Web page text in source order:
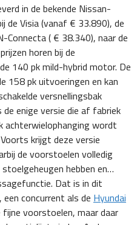
in de bekende Nissan-
de Visia (vanaf € 33.890), de
( € 38.340), naar de
horen bij de
140 pk mild-hybrid motor. De
158 pk uitvoeringen en kan
versnellingsbak
de enige versie die af fabriek
achterwielophanging wordt
krijgt deze versie
de voorstoelen volledig
hebben en…
Dat is in dit
concurrent als de Hyundai
voorstoelen, maar daar